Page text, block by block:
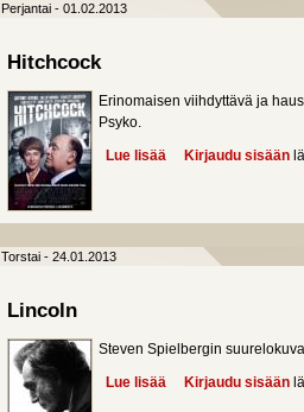
Perjantai - 01.02.2013
Hitchcock
Erinomaisen viihdyttävä ja
Psyko.
Lue lisää about Hitchcock
Kirjaudu sisään
Torstai - 24.01.2013
Lincoln
Steven Spielbergin
Lue lisää about Lincoln
Kirjaudu sisään